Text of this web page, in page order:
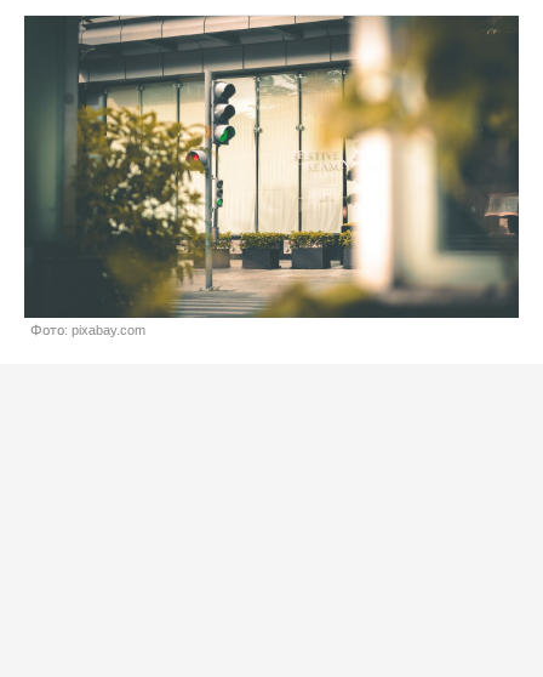
Фото: pixabay.com